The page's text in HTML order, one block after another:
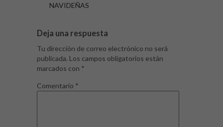
NAVIDEÑAS
Deja una respuesta
Tu dirección de correo electrónico no será
publicada. Los campos obligatorios están
marcados con *
Comentario *